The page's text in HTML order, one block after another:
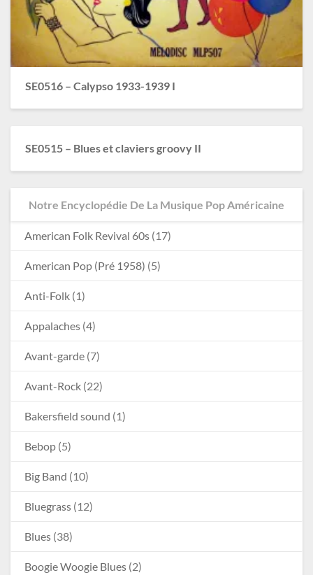
SE0516 – Calypso 1933-1939 I
SE0515 – Blues et claviers groovy II
Notre Encyclopédie De La Musique Pop Américaine
American Folk Revival 60s (17)
American Pop (Pré 1958) (5)
Anti-Folk (1)
Appalaches (4)
Avant-garde (7)
Avant-Rock (22)
Bakersfield sound (1)
Bebop (5)
Big Band (10)
Bluegrass (12)
Blues (38)
Boogie Woogie Blues (2)